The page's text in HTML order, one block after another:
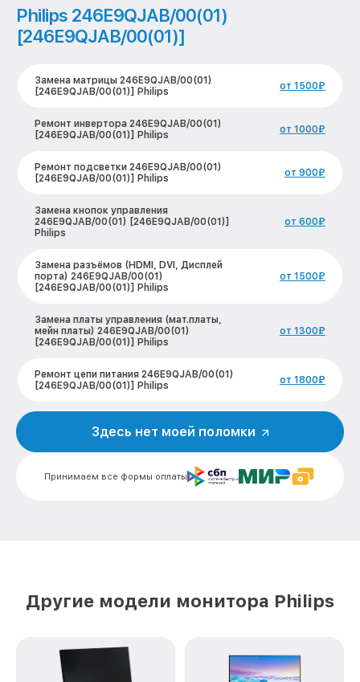
Philips 246E9QJAB/00(01)
[246E9QJAB/00(01)]
Замена матрицы 246E9QJAB/00(01)
[246E9QJAB/00(01)] Philips
от 1500₽
Ремонт инвертора 246E9QJAB/00(01)
[246E9QJAB/00(01)] Philips
от 1000₽
Ремонт подсветки 246E9QJAB/00(01)
[246E9QJAB/00(01)] Philips
от 900₽
Замена кнопок управления
246E9QJAB/00(01) [246E9QJAB/00(01)]
Philips
от 600₽
Замена разъёмов (HDMI, DVI, Дисплей
порта) 246E9QJAB/00(01)
[246E9QJAB/00(01)] Philips
от 1500₽
Замена платы управления (мат.платы,
мейн платы) 246E9QJAB/00(01)
[246E9QJAB/00(01)] Philips
от 1300₽
Ремонт цепи питания 246E9QJAB/00(01)
[246E9QJAB/00(01)] Philips
от 1800₽
246E9QJAB/00(01) [246E9QJAB/00(01)]
Замена лампы подсветки
246E9QJAB/00(01) [246E9QJAB/00(01)]
от 1400₽
246E9QJAB/00(01) [246E9QJAB/00(01)]
Philips
от 1500₽
246E9QJAB/00(01) [246E9QJAB/00(01)]
Philips
Принимаем все формы оплаты
Здесь нет моей поломки
Другие модели монитора Philips